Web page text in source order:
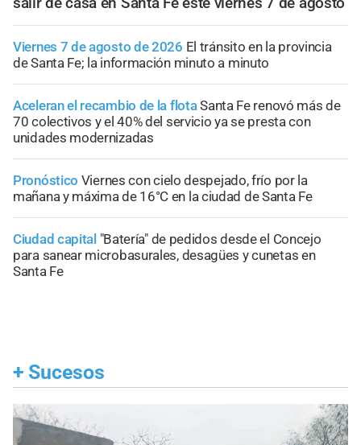
Viernes 7 de agosto de 2026 El tránsito en la provincia
de Santa Fe; la información minuto a minuto
Aceleran el recambio de la flotaSanta Fe renovó más de
70 colectivos y el 40% del servicio ya se presta con
unidades modernizadas
Pronóstico Viernes con cielo despejado, frío por la
mañana y máxima de 16°C en la ciudad de Santa Fe
Ciudad capital "Batería" de pedidos desde el Concejo
para sanear microbasurales, desagües y cunetas en
Santa Fe
+ Sucesos